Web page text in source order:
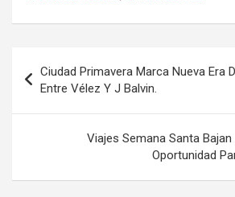
de
entradas
Ciudad Primavera Marca Nueva Era
Entre Vélez Y J Balvin.
Viajes Semana Santa
Oportunidad